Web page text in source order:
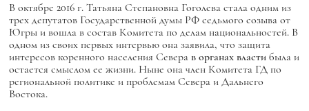
В октябре 2016 г. Татьяна Степановна Гоголева стала одним из
трех депутатов Государственной думы РФ седьмого созыва от
Югры и вошла в состав Комитета по делам национальностей. В
одном из своих первых интервью она заявила, что защита
интересов коренного населения Севера в органах власти была и
остается смыслом ее жизни. Ныне она член Комитета ГД по
региональной политике и проблемам Севера и Дальнего
Востока.